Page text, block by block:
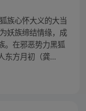
族心怀大义的大当
妖族缔结情缘，成
。在邪恶势力黑狐
东方月初（龚...